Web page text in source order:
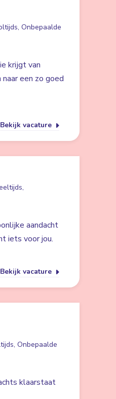
Onbepaalde
krijgt van
een zo goed
Bekijk vacature
aandacht
iets voor jou.
Bekijk vacature
Onbepaalde
klaarstaat